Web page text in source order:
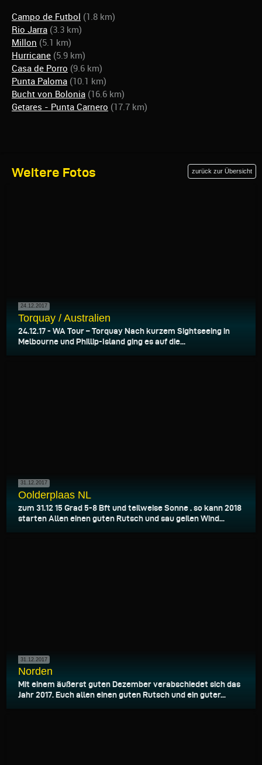
Campo de Futbol (1.8 km)
Rio Jarra (3.3 km)
Millon (5.1 km)
Hurricane (5.9 km)
Casa de Porro (9.6 km)
Punta Paloma (10.1 km)
Bucht von Bolonia (16.6 km)
Getares - Punta Carnero (17.7 km)
Weitere Fotos zurück zur Übersicht
24.12.2017
Torquay / Australien
24.12.17 - WA Tour – Torquay Nach kurzem Sightseeing in
Melbourne und Phillip-Island ging es auf die...
31.12.2017
Oolderplaas NL
zum 31.12 15 Grad 5-8 Bft und teilweise Sonne . so kann 2018
starten Allen einen guten Rutsch und sau geilen Wind...
31.12.2017
Norden
Mit einem äußerst guten Dezember verabschiedet sich das
Jahr 2017. Euch allen einen guten Rutsch und ein guter...